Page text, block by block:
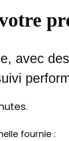
avec
fournie :